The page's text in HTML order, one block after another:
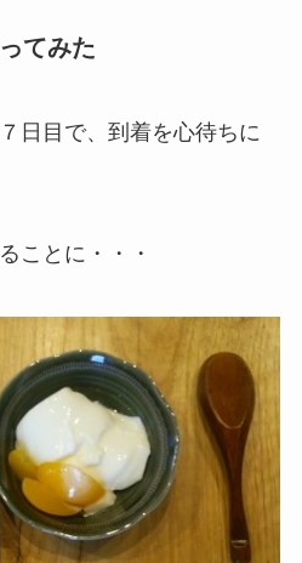
てみた
日目で、到着を心待ちに
ことに・・・